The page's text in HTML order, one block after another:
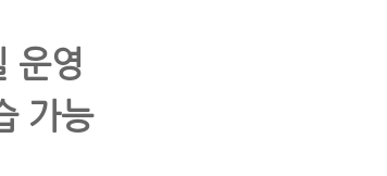
운영
가능